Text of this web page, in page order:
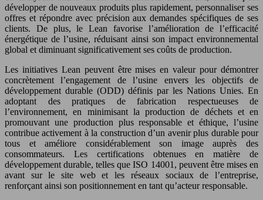
développer de nouveaux produits plus rapidement, personnaliser ses
offres et répondre avec précision aux demandes spécifiques de ses
clients. De plus, le Lean favorise l’amélioration de l’efficacité
énergétique de l’usine, réduisant ainsi son impact environnemental
global et diminuant significativement ses coûts de production.
Les initiatives Lean peuvent être mises en valeur pour démontrer
concrètement l’engagement de l’usine envers les objectifs de
développement durable (ODD) définis par les Nations Unies. En
adoptant des pratiques de fabrication respectueuses de
l’environnement, en minimisant la production de déchets et en
promouvant une production plus responsable et éthique, l’usine
contribue activement à la construction d’un avenir plus durable pour
tous et améliore considérablement son image auprès des
consommateurs. Les certifications obtenues en matière de
développement durable, telles que ISO 14001, peuvent être mises en
avant sur le site web et les réseaux sociaux de l’entreprise,
renforçant ainsi son positionnement en tant qu’acteur responsable.